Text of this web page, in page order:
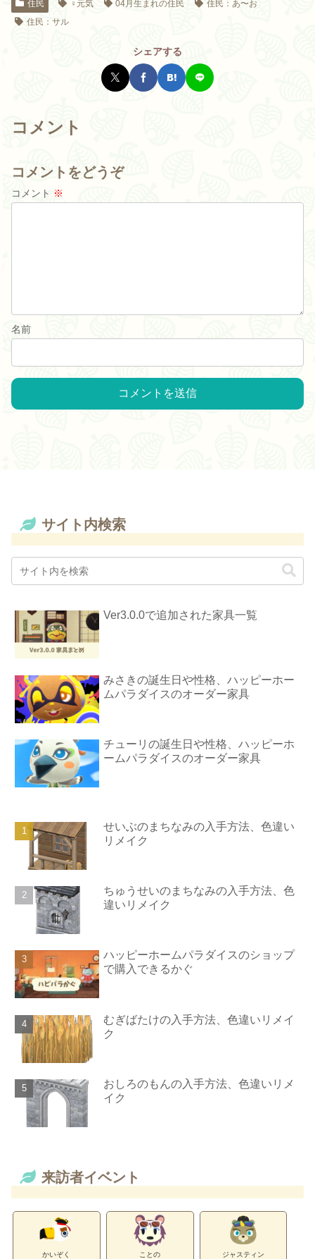
住民 ♀元気 04月生まれの住民
住民：あ〜お
住民：サル
シェアする
コメント
コメントをどうぞ
コメント ※
名前
サイト内検索
Ver3.0.0で追加された家具一覧
みさきの誕生日や性格、ハッピーホー
ムパラダイスのオーダー家具
チューリの誕生日や性格、ハッピーホ
ームパラダイスのオーダー家具
せいぶのまちなみの入手方法、色違い
リメイク
ちゅうせいのまちなみの入手方法、色
違いリメイク
ハッピーホームパラダイスのショップ
で購入できるかぐ
むぎばたけの入手方法、色違いリメイ
ク
おしろのもんの入手方法、色違いリメ
イク
来訪者イベント
かいぞく ことの ジャスティン